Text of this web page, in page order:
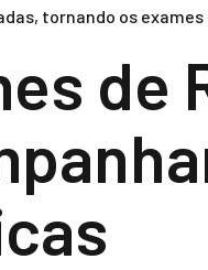
tornando os
de